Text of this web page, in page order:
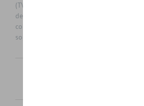
(TVAc), hors éventuels frais de montage.
de vente actuel et les éventuels frais de
contacter votre concessionnaire/agent.
sont sujets à des changements sans